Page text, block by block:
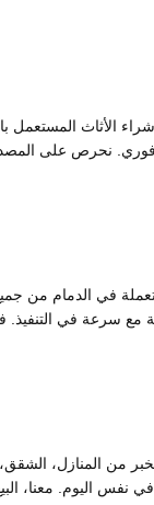
الأثاث المستعمل
نحرص على
في الدمام من
مع سرعة في التنفيذ.
من المنازل،